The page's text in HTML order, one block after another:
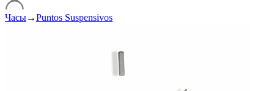
Часы→Puntos Suspensivos